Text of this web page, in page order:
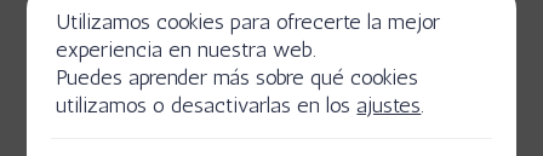
Utilizamos cookies para ofrecerte la mejor
experiencia en nuestra web.
Puedes aprender más sobre qué cookies
utilizamos o desactivarlas en losajustes.